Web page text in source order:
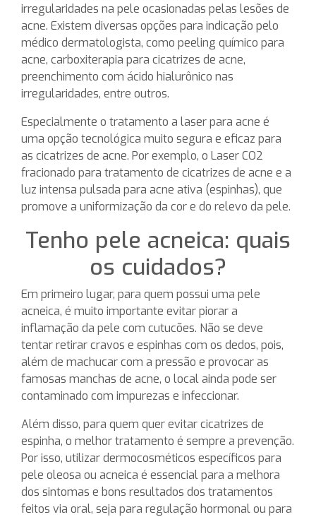
irregularidades na pele ocasionadas pelas lesões de
acne. Existem diversas opções para indicação pelo
médico dermatologista, como peeling químico para
acne, carboxiterapia para cicatrizes de acne,
preenchimento com ácido hialurônico nas
irregularidades, entre outros.
Especialmente o tratamento a laser para acne é
uma opção tecnológica muito segura e eficaz para
as cicatrizes de acne. Por exemplo, o Laser CO2
fracionado para tratamento de cicatrizes de acne e a
luz intensa pulsada para acne ativa (espinhas), que
promove a uniformização da cor e do relevo da pele.
Tenho pele acneica: quais
os cuidados?
Em primeiro lugar, para quem possui uma pele
acneica, é muito importante evitar piorar a
inflamação da pele com cutucões. Não se deve
tentar retirar cravos e espinhas com os dedos, pois,
além de machucar com a pressão e provocar as
famosas manchas de acne, o local ainda pode ser
contaminado com impurezas e infeccionar.
Além disso, para quem quer evitar cicatrizes de
espinha, o melhor tratamento é sempre a prevenção.
Por isso, utilizar dermocosméticos específicos para
pele oleosa ou acneica é essencial para a melhora
dos sintomas e bons resultados dos tratamentos
feitos via oral, seja para regulação hormonal ou para